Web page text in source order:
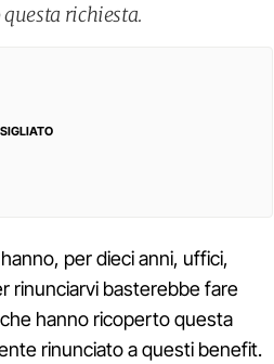
richiesta.
per dieci anni, uffici,
rinunciarvi basterebbe fare
hanno ricoperto questa
rinunciato a questi benefit.